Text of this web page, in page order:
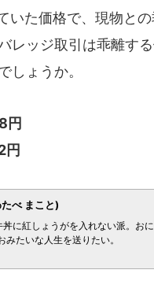
いた価格で、現物と
レッジ取引は乖離す
しょうか。
円
べ まこと)
に紅しょうがを入れない派。お
たいな人生を送りたい。